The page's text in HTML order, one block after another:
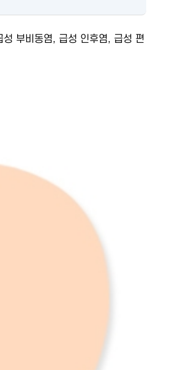
부비동염, 급성 인후염, 급성 편